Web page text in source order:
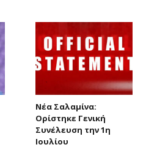
Νέα Σαλαμίνα:
Ορίστηκε Γενική
Συνέλευση την 1η
Ιουλίου